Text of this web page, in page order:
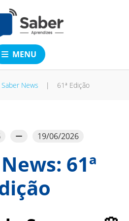
MENU
Saber News | 61ª Edição
19/06/2026
61ª